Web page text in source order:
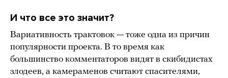
И что все это значит?
Вариативность трактовок — тоже одна из причин
популярности проекта. В то время как
большинство комментаторов видят в скибидистах
злодеев, а камераменов считают спасителями,